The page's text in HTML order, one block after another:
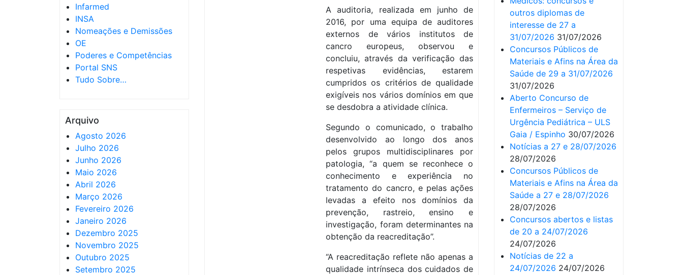
Infarmed
INSA
Nomeações e Demissões
OE
Poderes e Competências
Portal SNS
Tudo Sobre…
Arquivo
Agosto 2026
Julho 2026
Junho 2026
Maio 2026
Abril 2026
Março 2026
Fevereiro 2026
Janeiro 2026
Dezembro 2025
Novembro 2025
Outubro 2025
Setembro 2025
A auditoria, realizada em junho de
2016, por uma equipa de auditores
externos de vários institutos de
cancro europeus, observou e
concluiu, através da verificação das
respetivas evidências, estarem
cumpridos os critérios de qualidade
exigíveis nos vários domínios em que
se desdobra a atividade clínica.
Segundo o comunicado, o trabalho
desenvolvido ao longo dos anos
pelos grupos multidisciplinares por
patologia, “a quem se reconhece o
conhecimento e experiência no
tratamento do cancro, e pelas ações
levadas a efeito nos domínios da
prevenção, rastreio, ensino e
investigação, foram determinantes na
obtenção da reacreditação”.
“A reacreditação reflete não apenas a
qualidade intrínseca dos cuidados de
outros diplomas de
interesse de 27 a
31/07/2026 31/07/2026
Concursos Públicos de
Materiais e Afins na Área da
Saúde de 29 a 31/07/2026
31/07/2026
Aberto Concurso de
Enfermeiros – Serviço de
Urgência Pediátrica – ULS
Gaia / Espinho 30/07/2026
Notícias a 27 e 28/07/2026
28/07/2026
Concursos Públicos de
Materiais e Afins na Área da
Saúde a 27 e 28/07/2026
28/07/2026
Concursos abertos e listas
de 20 a 24/07/2026
24/07/2026
Notícias de 22 a
24/07/2026 24/07/2026